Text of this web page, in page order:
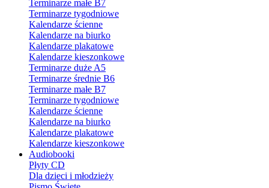
Terminarze małe B7
Terminarze tygodniowe
Kalendarze ścienne
Kalendarze na biurko
Kalendarze plakatowe
Kalendarze kieszonkowe
Terminarze duże A5
Terminarze średnie B6
Terminarze małe B7
Terminarze tygodniowe
Kalendarze ścienne
Kalendarze na biurko
Kalendarze plakatowe
Kalendarze kieszonkowe
Audiobooki
Płyty CD
Dla dzieci i młodzieży